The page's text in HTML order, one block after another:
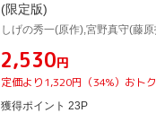
(限定版)
¥2,530円
定価より1,320円（34%）おトク
獲得ポイント 23P